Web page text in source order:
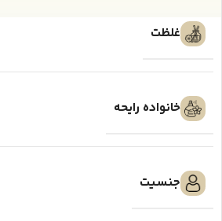
غلظت
خانواده رایحه
جنسیت